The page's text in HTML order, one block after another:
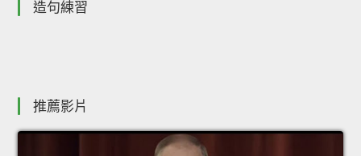
造句練習
推薦影片